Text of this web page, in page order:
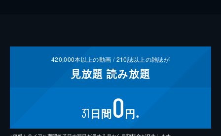
420,000本以上の動画 /210誌以上の雑誌が
見放題 読み放題
31 日間0円 ※